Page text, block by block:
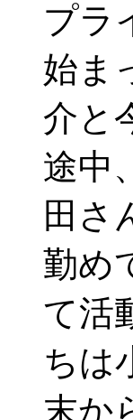
プラ
始ま
介と
途中
田さ
勤め
て活
ちは
末か